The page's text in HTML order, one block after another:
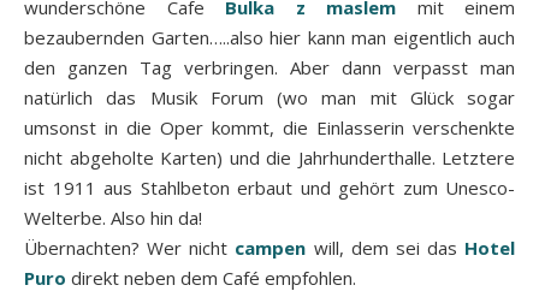
wunderschöne Cafe Bulka z maslem mit einem
bezaubernden Garten…..also hier kann man eigentlich auch
den ganzen Tag verbringen. Aber dann verpasst man
natürlich das Musik Forum (wo man mit Glück sogar
umsonst in die Oper kommt, die Einlasserin verschenkte
nicht abgeholte Karten) und die Jahrhunderthalle. Letztere
ist 1911 aus Stahlbeton erbaut und gehört zum Unesco-
Welterbe. Also hin da!
Übernachten? Wer nicht campen will, dem sei das Hotel
Puro direkt neben dem Café empfohlen.